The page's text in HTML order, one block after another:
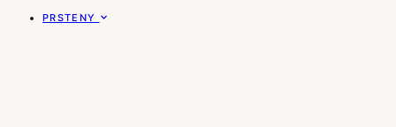
PRSTENY